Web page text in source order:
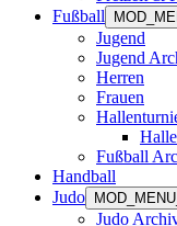
Fußball
Jugend
Jugend
Herren
Frauen
Fußball
Handball
Judo
Judo